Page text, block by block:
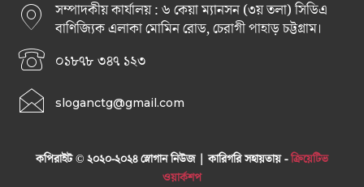
সম্পাদকীয় কার্যালয় : ৬ কেয়া ম্যানসন (৩য় তলা) সিডিএ
বাণিজ্যিক এলাকা মোমিন রোড, চেরাগী পাহাড় চট্টগ্রাম।
০১৮৭৮ ৩৪৭ ১২৩
sloganctg@gmail.com
কপিরাইট © ২০২০-২০২৪ স্লোগান নিউজ | কারিগরি সহায়তায় -ক্রিয়েটিভ
ওয়ার্কশপ